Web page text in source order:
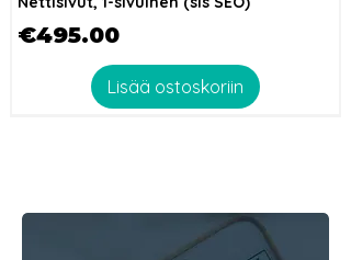
Hinta
€495.00
Lisää ostoskoriin